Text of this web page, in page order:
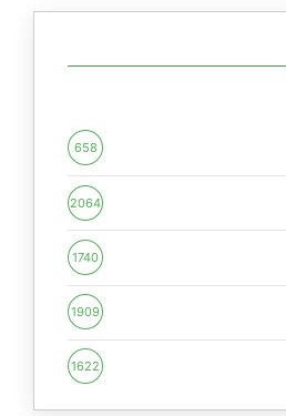
658
2064
1740
1909
1622